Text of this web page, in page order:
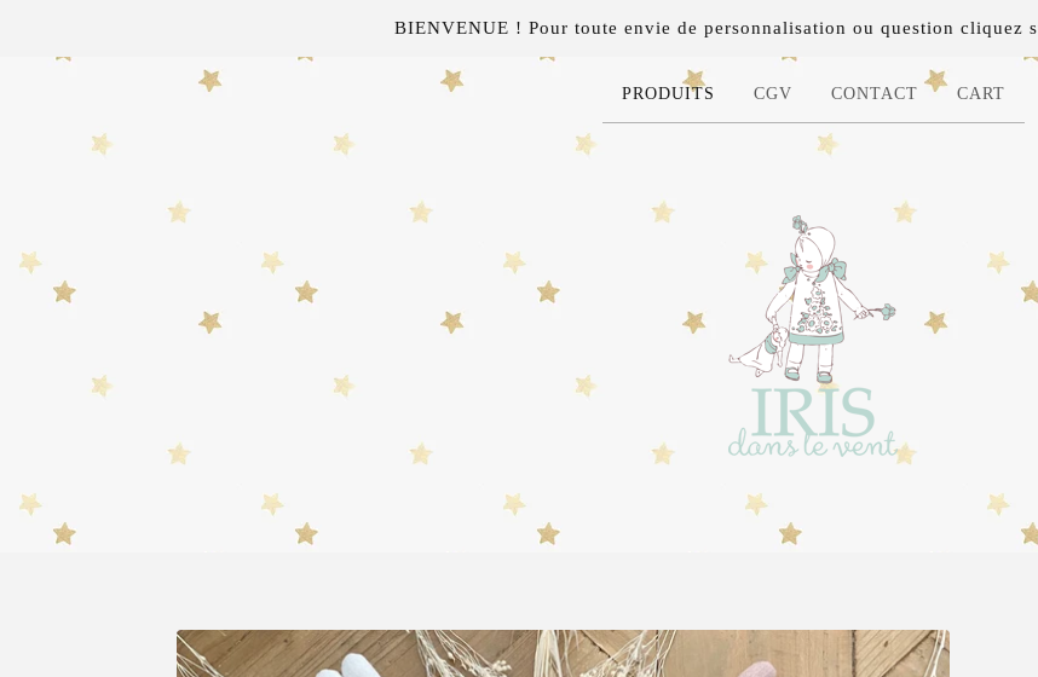
BIENVENUE ! Pour toute envie de personnalisation ou question cliquez
PRODUITS CGV CONTACT CART